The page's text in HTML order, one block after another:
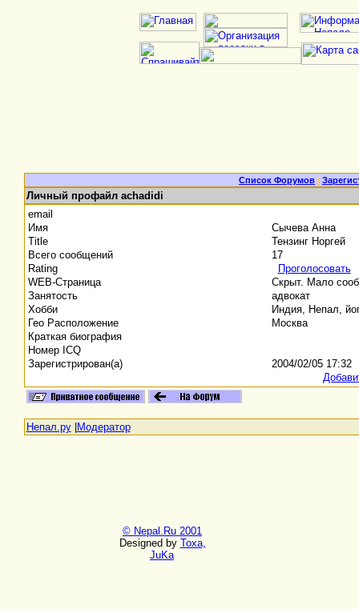
Список Форумов |
Личный профайл achadidi
email
Имя
Сычева Анна
Title
Тензинг Норгей
Всего сообщений
17
Rating
Проголосовать
WEB-Страница
Скрыт. Мало
Занятость
адвокат
Хобби
Индия, Непал,
Гео Расположение
Москва
Краткая биография
Номер ICQ
Зарегистрирован(а)
2004/02/05 17:32
Непал.ру| Модератор
© Nepal.Ru 2001
Designed by Toxa,
JuKa